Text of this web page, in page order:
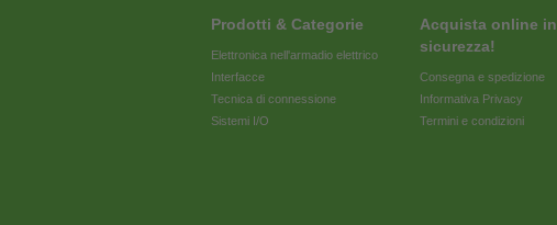
Prodotti & Categorie
Elettronica nell'armadio elettrico
Interfacce
Tecnica di connessione
Sistemi I/O
Acquista online in
sicurezza!
Consegna e spedizione
Informativa Privacy
Termini e condizioni